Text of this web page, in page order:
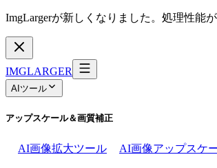
ImgLargerが新しくなりました。処理性能
IMGLARGER
AIツール
アップスケール＆画質補正
AI画像拡大ツール AI画像アップスケ